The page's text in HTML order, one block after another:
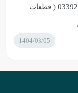
خرید عمده اقلام ساخت داخل به شماره 0339231 ( قطعات
1404/03/05